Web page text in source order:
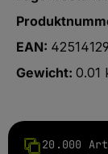
EAN:
Gewicht: 0.01
20.000